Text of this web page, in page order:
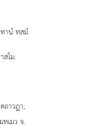
านํ ทสมํ.
สโม.
ถาวฏา;
เมว จ.